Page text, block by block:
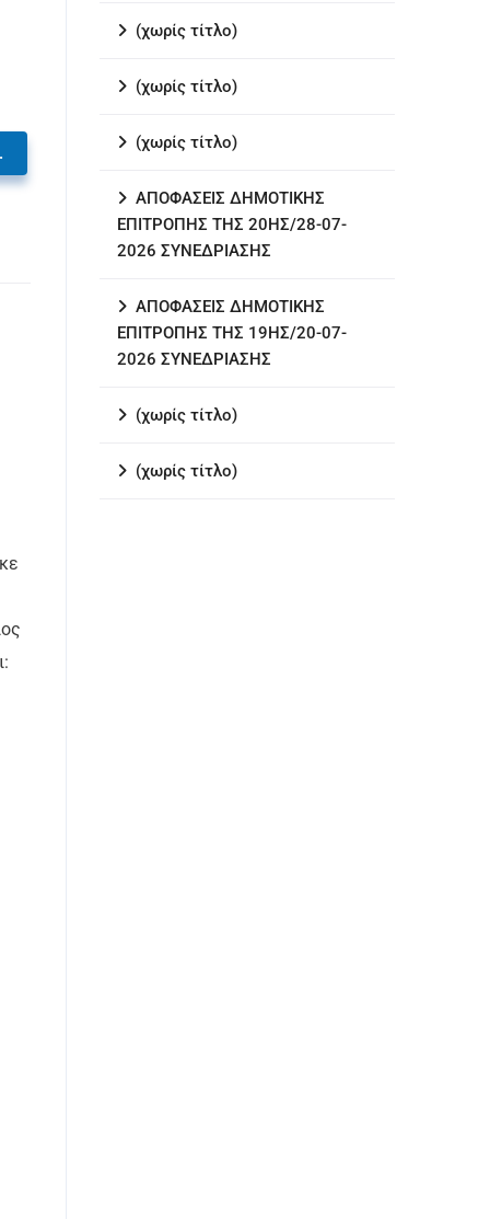
(χωρίς τίτλο)
(χωρίς τίτλο)
(χωρίς τίτλο)
ΑΠΟΦΑΣΕΙΣ ΔΗΜΟΤΙΚΗΣ
ΕΠΙΤΡΟΠΗΣ ΤΗΣ 20ΗΣ/28-07-
2026 ΣΥΝΕΔΡΙΑΣΗΣ
ΑΠΟΦΑΣΕΙΣ ΔΗΜΟΤΙΚΗΣ
ΕΠΙΤΡΟΠΗΣ ΤΗΣ 19ΗΣ/20-07-
2026 ΣΥΝΕΔΡΙΑΣΗΣ
(χωρίς τίτλο)
(χωρίς τίτλο)